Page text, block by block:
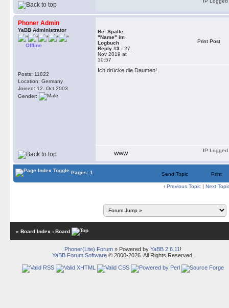
Phoner Admin
YaBB Administrator
Offline
Posts: 11822
Location: Germany
Joined: 12. Oct 2003
Gender:
Re: Spalte
"Name" im
Logbuch
Reply #3 - 27.
Nov 2019 at
10:57
Print Post
Ich drücke die Daumen!
WWW
IP Logged
Pages: 1 Send Topic Print
‹ Previous Topic | Next
« Board Index ‹ Board
Phoner(Lite) Forum» Powered by YaBB 2.6.11 !
YaBB Forum Software© 2000-2026. All Rights Reserved.